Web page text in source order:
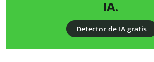
IA.
Detector de IA gratis